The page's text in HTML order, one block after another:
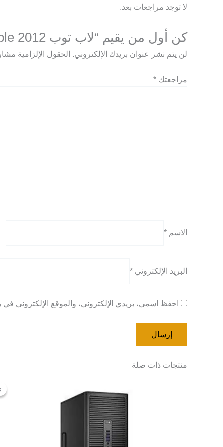
لا توجد مراجعات بعد.
كن أول من يقيم “لاب توب apple 2012 استيراد”
لن يتم نشر عنوان بريدك الإلكتروني. الحقول الإلزامية مشار
مراجعتك *
الاسم *
البريد الإلكتروني *
احفظ اسمي، بريدي الإلكتروني، والموقع الإلكتروني
منتجات ذات صلة